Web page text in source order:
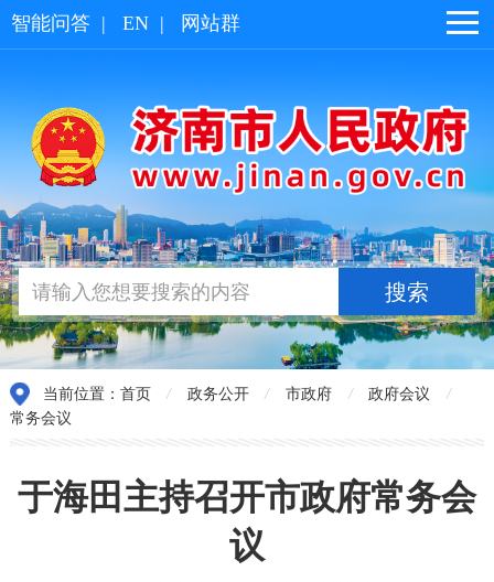
智能问答 | EN | 网站群
当前位置： 首页 / 政务公开 / 市政府 / 政府会议
/
常务会议
于海田主持召开市政府常务会
议